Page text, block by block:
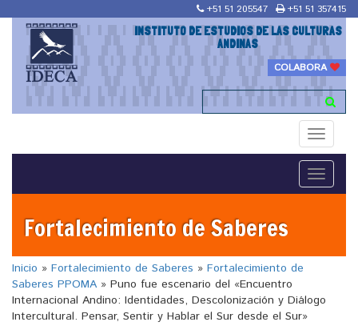
+51 51 205547 +51 51 357415
INSTITUTO DE ESTUDIOS DE LAS CULTURAS
ANDINAS
COLABORA
Toggle
Toggle
Fortalecimiento de Saberes
Inicio » Fortalecimiento de Saberes » Fortalecimiento de
Saberes PPOMA » Puno fue escenario del «Encuentro
Internacional Andino: Identidades, Descolonización y Diálogo
Intercultural. Pensar, Sentir y Hablar el Sur desde el Sur»